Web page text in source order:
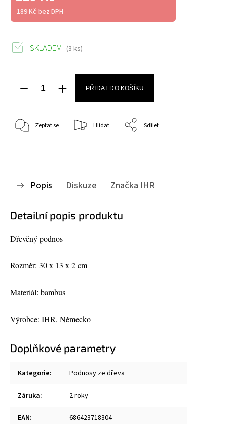
189 Kč bez DPH
SKLADEM (3 ks)
PŘIDAT DO KOŠÍKU
Zeptat se Hlídat Sdílet
Popis Diskuze Značka IHR
Detailní popis produktu
Dřevěný podnos
Rozměr: 30 x 13 x 2 cm
Materiál: bambus
Výrobce: IHR, Německo
Doplňkové parametry
Kategorie: Podnosy ze dřeva
Záruka: 2 roky
EAN: 686423718304